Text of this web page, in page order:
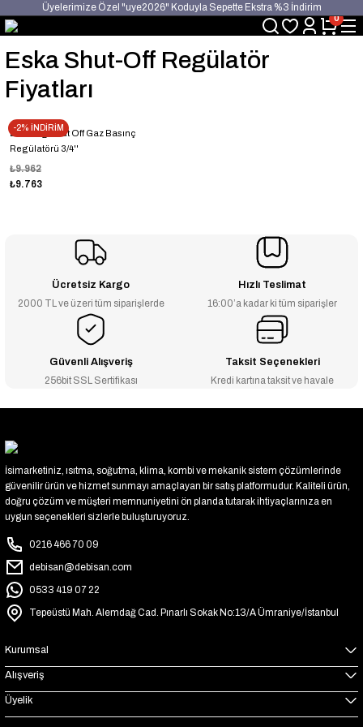
Üyelerimize Özel "uye2026" Koduyla Sepette Ekstra %3 İndirim
0
Eska Shut-Off Regülatör
Fiyatları
-2% İNDİRİM
Eska Erg Shut Off Gaz Basınç
Regülatörü 3/4''
₺9.763
₺9.962
Ücretsiz Kargo
2000 TL ve üzeri tüm siparişlerde
Hızlı Teslimat
16:00’a kadar ki tüm siparişler
Güvenli Alışveriş
256bit SSL Sertifikası
Taksit Seçenekleri
Kredi kartına taksit ve havale
İsimarketiniz, ısıtma, soğutma, klima, kombi ve mekanik sistem çözümlerinde
güvenilir ürün ve hizmet sunmayı amaçlayan bir satış platformudur. Kaliteli ürün,
doğru çözüm ve müşteri memnuniyetini ön planda tutarak ihtiyaçlarınıza en
uygun seçenekleri sizlerle buluşturuyoruz.
0216 466 70 09
debisan@debisan.com
0533 419 07 22
Tepeüstü Mah. Alemdağ Cad. Pınarlı Sokak No:13/A Ümraniye/İstanbul
Kurumsal
Alışveriş
Üyelik